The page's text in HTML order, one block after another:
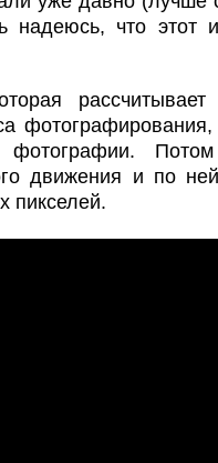
надеюсь, что этот
фотографирования,
Потом
движения и по
пикселей.